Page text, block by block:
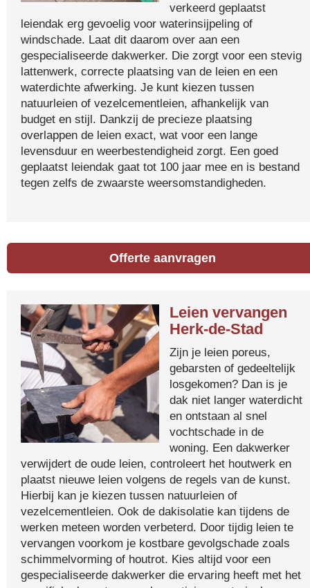
verkeerd geplaatst
leiendak erg gevoelig voor waterinsijpeling of
windschade. Laat dit daarom over aan een
gespecialiseerde dakwerker. Die zorgt voor een stevig
lattenwerk, correcte plaatsing van de leien en een
waterdichte afwerking. Je kunt kiezen tussen
natuurleien of vezelcementleien, afhankelijk van
budget en stijl. Dankzij de precieze plaatsing
overlappen de leien exact, wat voor een lange
levensduur en weerbestendigheid zorgt. Een goed
geplaatst leiendak gaat tot 100 jaar mee en is bestand
tegen zelfs de zwaarste weersomstandigheden.
Offerte aanvragen
Leien vervangen
Herk-de-Stad
Zijn je leien poreus,
gebarsten of gedeeltelijk
losgekomen? Dan is je
dak niet langer waterdicht
en ontstaan al snel
vochtschade in de
woning. Een dakwerker
verwijdert de oude leien, controleert het houtwerk en
plaatst nieuwe leien volgens de regels van de kunst.
Hierbij kan je kiezen tussen natuurleien of
vezelcementleien. Ook de dakisolatie kan tijdens de
werken meteen worden verbeterd. Door tijdig leien te
vervangen voorkom je kostbare gevolgschade zoals
schimmelvorming of houtrot. Kies altijd voor een
gespecialiseerde dakwerker die ervaring heeft met het